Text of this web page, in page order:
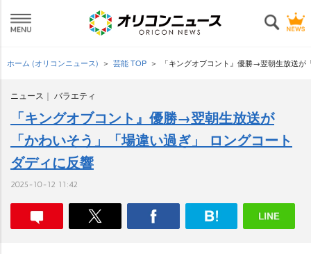
ホーム (オリコンニュース) 芸能 TOP 「キングオブコント』優勝→翌朝生放送
ニュース バラエティ
「キングオブコント』優勝→翌朝生放送が
「かわいそう」「場違い過ぎ」 ロングコート
ダディに反響
2025-10-12 11:42